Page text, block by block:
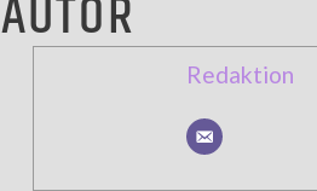
AUTOR
Redaktion